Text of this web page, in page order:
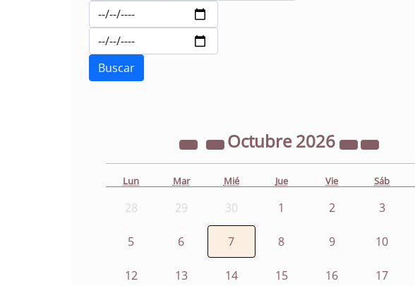
Octubre2026
Lun Mar Mié Jue Vie Sáb
28 29 30 1 2 3
5 6 7 8 9 10
12 13 14 15 16 17